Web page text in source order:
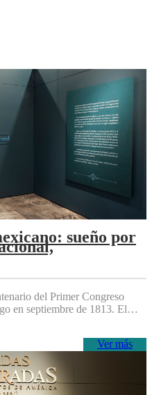
sueño por
del Primer Congreso
en septiembre de 1813. El…
Ver más